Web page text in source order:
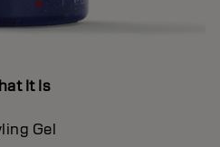
It Is
Gel